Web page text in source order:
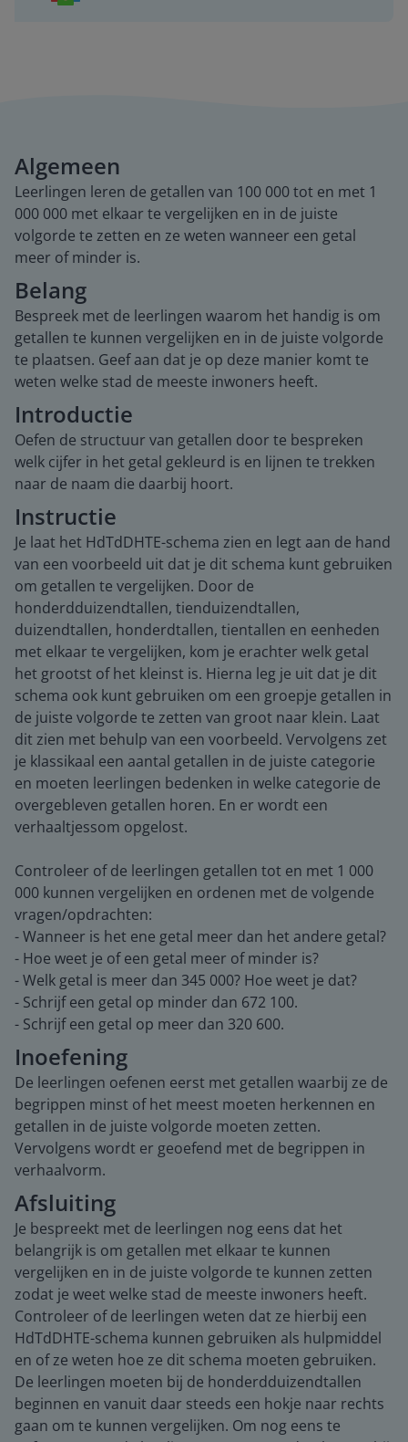
Algemeen
Leerlingen leren de getallen van 100 000 tot en met 1
000 000 met elkaar te vergelijken en in de juiste
volgorde te zetten en ze weten wanneer een getal
meer of minder is.
Belang
Bespreek met de leerlingen waarom het handig is om
getallen te kunnen vergelijken en in de juiste volgorde
te plaatsen. Geef aan dat je op deze manier komt te
weten welke stad de meeste inwoners heeft.
Introductie
Oefen de structuur van getallen door te bespreken
welk cijfer in het getal gekleurd is en lijnen te trekken
naar de naam die daarbij hoort.
Instructie
Je laat het HdTdDHTE-schema zien en legt aan de hand
van een voorbeeld uit dat je dit schema kunt gebruiken
om getallen te vergelijken. Door de
honderdduizendtallen, tienduizendtallen,
duizendtallen, honderdtallen, tientallen en eenheden
met elkaar te vergelijken, kom je erachter welk getal
het grootst of het kleinst is. Hierna leg je uit dat je dit
schema ook kunt gebruiken om een groepje getallen in
de juiste volgorde te zetten van groot naar klein. Laat
dit zien met behulp van een voorbeeld. Vervolgens zet
je klassikaal een aantal getallen in de juiste categorie
en moeten leerlingen bedenken in welke categorie de
overgebleven getallen horen. En er wordt een
verhaaltjessom opgelost.
Controleer of de leerlingen getallen tot en met 1 000
000 kunnen vergelijken en ordenen met de volgende
vragen/opdrachten:
- Wanneer is het ene getal meer dan het andere getal?
- Hoe weet je of een getal meer of minder is?
- Welk getal is meer dan 345 000? Hoe weet je dat?
- Schrijf een getal op minder dan 672 100.
- Schrijf een getal op meer dan 320 600.
Inoefening
De leerlingen oefenen eerst met getallen waarbij ze de
begrippen minst of het meest moeten herkennen en
getallen in de juiste volgorde moeten zetten.
Vervolgens wordt er geoefend met de begrippen in
verhaalvorm.
Afsluiting
Je bespreekt met de leerlingen nog eens dat het
belangrijk is om getallen met elkaar te kunnen
vergelijken en in de juiste volgorde te kunnen zetten
zodat je weet welke stad de meeste inwoners heeft.
Controleer of de leerlingen weten dat ze hierbij een
HdTdDHTE-schema kunnen gebruiken als hulpmiddel
en of ze weten hoe ze dit schema moeten gebruiken.
De leerlingen moeten bij de honderdduizendtallen
beginnen en vanuit daar steeds een hokje naar rechts
gaan om te kunnen vergelijken. Om nog eens te